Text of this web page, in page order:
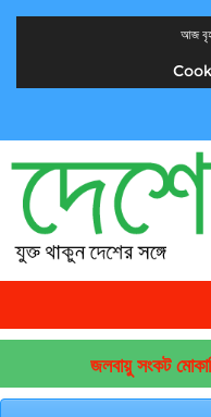
আজ
জলবায়ু সংকট